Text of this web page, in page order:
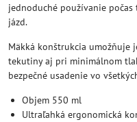
jednoduché používanie
jázd.
Mäkká konštrukcia umožňuje
tekutiny aj pri minimálnom
bezpečné usadenie vo
Objem 550 ml
Ultraľahká ergonomická